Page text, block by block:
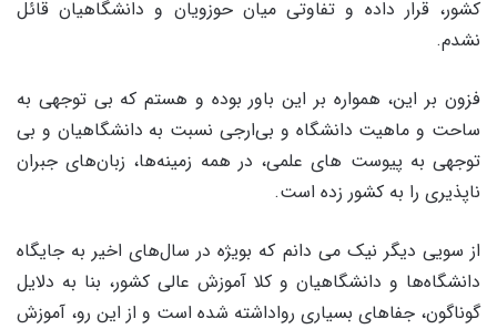
کشور، قرار داده و تفاوتی میان حوزویان و دانشگاهیان قائل
نشدم.
فزون بر این، همواره بر این باور بوده و هستم که بی توجهی به
ساحت و ماهیت دانشگاه و بی‌ارجی نسبت به دانشگاهیان و بی
توجهی به پیوست های علمی، در همه زمینه‌ها، زبان‌های جبران
ناپذیری را به کشور زده است.
از سویی دیگر نیک می دانم که بویژه در سال‌های اخیر به جایگاه
دانشگاه‌ها و دانشگاهیان و کلا آموزش عالی کشور، بنا به دلایل
گوناگون، جفاهای بسیاری رواداشته شده است و از این رو، آموزش